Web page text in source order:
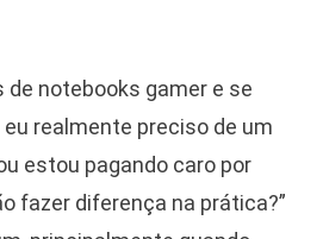
de notebooks gamer e se
eu realmente preciso de um
estou pagando caro por
fazer diferença na prática?”